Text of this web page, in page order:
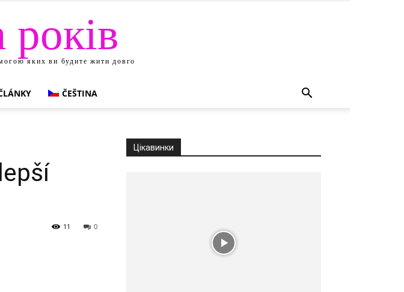
яких ви будите жити довго
ČEŠTINA
0
11
Цікавинки